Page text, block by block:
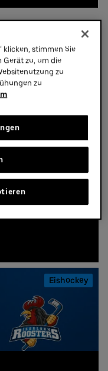
Eishockey
klicken, stimmen Sie
Gerät zu, um die
zu
zu